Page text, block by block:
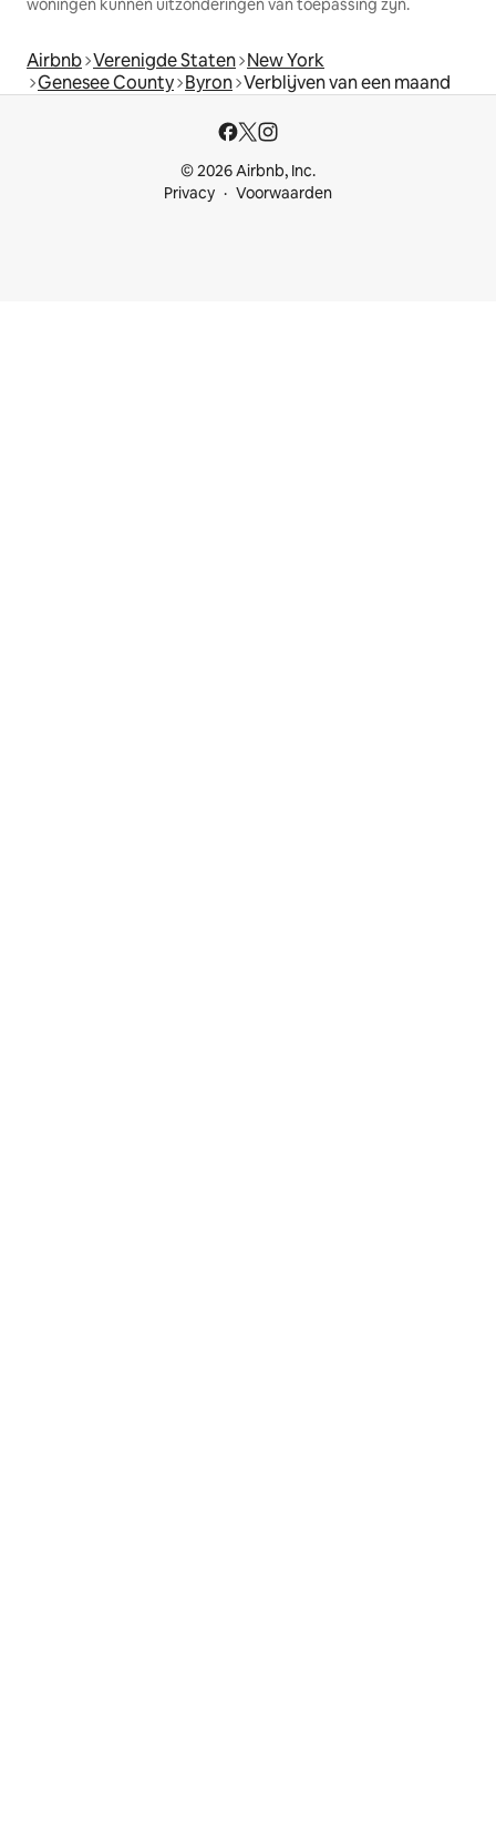
woningen kunnen uitzonderingen van toepassing zijn.
Airbnb Verenigde Staten New York
Genesee County Byron Verblijven van een maand
© 2026 Airbnb, Inc.
Privacy
Voorwaarden